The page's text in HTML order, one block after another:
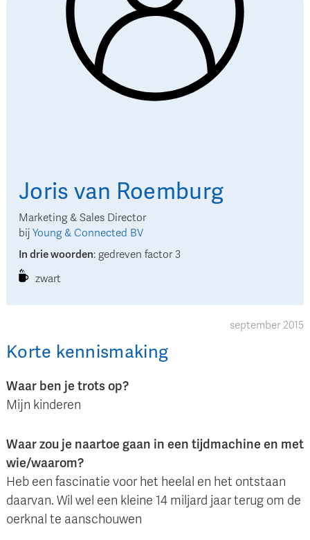
Joris van Roemburg
Marketing & Sales Director
bij Young & Connected BV
In drie woorden: gedreven factor 3
zwart
september 2015
Korte kennismaking
Waar ben je trots op?
Mijn kinderen
Waar zou je naartoe gaan in een tijdmachine en met
wie/waarom?
Heb een fascinatie voor het heelal en het ontstaan
daarvan. Wil wel een kleine 14 miljard jaar terug om de
oerknal te aanschouwen